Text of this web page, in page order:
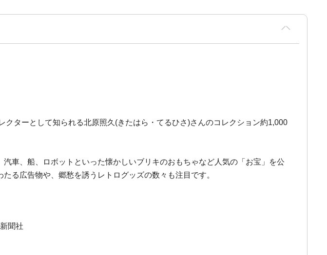
ターとして知られる北原照久(きたはら・てるひさ)さんのコレクション約1,000
車、船、ロボットといった懐かしいブリキのおもちゃなど人気の「お宝」を公
る広告物や、郷愁を誘うレトログッズの数々も注目です。
聞社